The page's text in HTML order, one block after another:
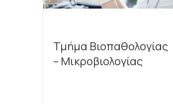
Τμήμα Βιοπαθολογίας
– Μικροβιολογίας